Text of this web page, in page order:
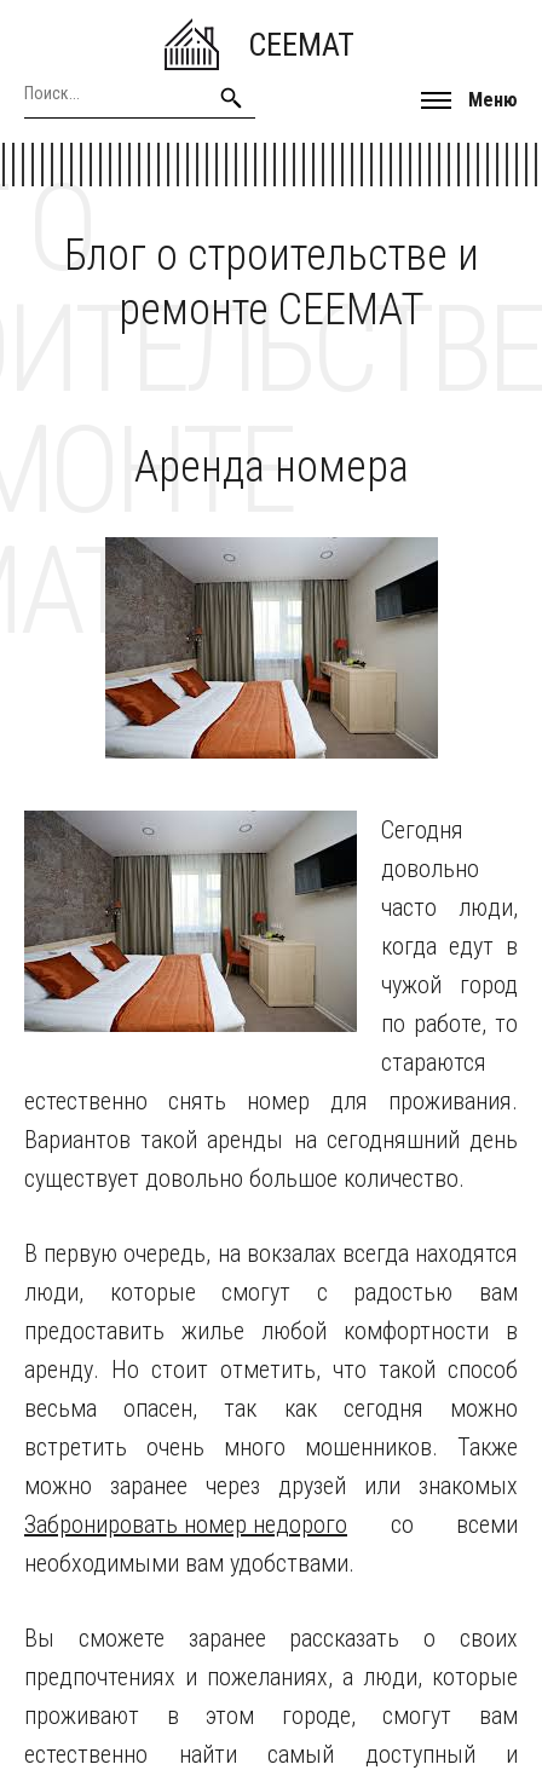
CEEMAT
Меню
Блог о строительстве и
ремонте CEEMAT
О
Аренда номера
Сегодня
довольно
часто люди,
когда едут в
чужой город
по работе, то
стараются
естественно снять номер для проживания.
Вариантов такой аренды на сегодняшний день
существует довольно большое количество.
В первую очередь, на вокзалах всегда находятся
люди, которые смогут с радостью вам
предоставить жилье любой комфортности в
аренду. Но стоит отметить, что такой способ
весьма опасен, так как сегодня можно
встретить очень много мошенников. Также
можно заранее через друзей или знакомых
Забронировать номер недорого со всеми
необходимыми вам удобствами.
Вы сможете заранее рассказать о своих
предпочтениях и пожеланиях, а люди, которые
проживают в этом городе, смогут вам
естественно найти самый доступный и